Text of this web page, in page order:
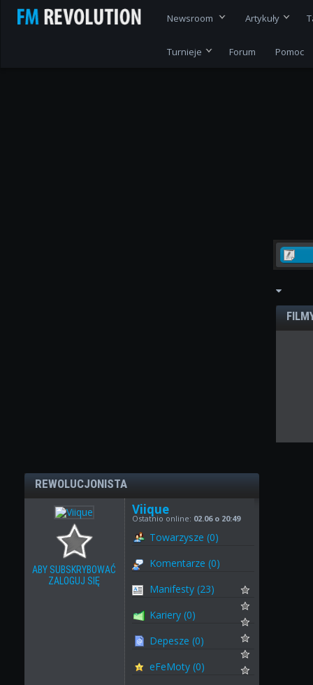
Newsroom Artykuły
Turnieje Forum Pomoc
REWOLUCJONISTA
ABY SUBSKRYBOWAĆ
ZALOGUJ SIĘ
Viique
Ostatnio online: 02.06 o 20:49
Towarzysze (0)
Komentarze (0)
Manifesty (23)
Kariery (0)
Depesze (0)
eFeMoty (0)